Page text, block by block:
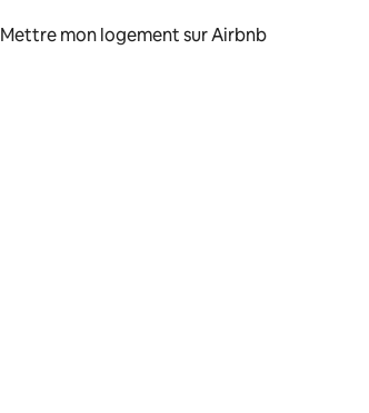
Mettre mon logement sur Airbnb